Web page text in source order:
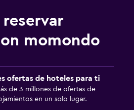
momondo
ofertas de hoteles para ti
de 3 millones de ofertas de
en un solo lugar.